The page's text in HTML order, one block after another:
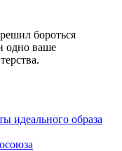
бороться
одно ваше
идеального образа